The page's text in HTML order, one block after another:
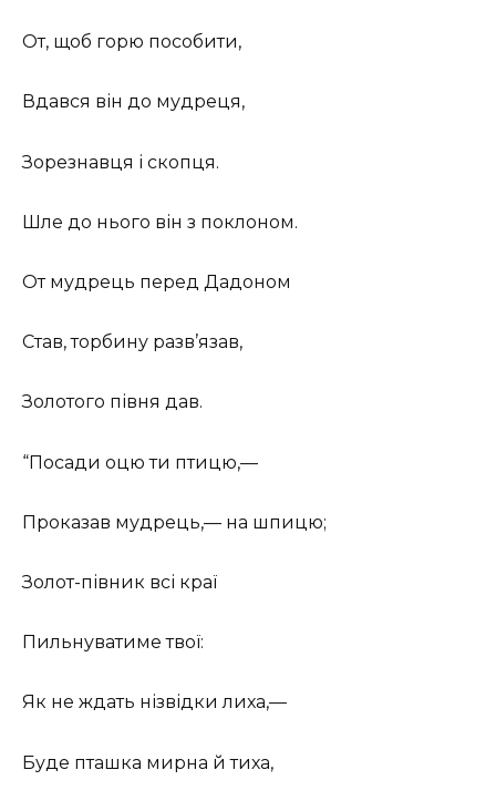
От, щоб горю пособити,
Вдався він до мудреця,
Зорезнавця і скопця.
Шле до нього він з поклоном.
От мудрець перед Дадоном
Став, торбину разв’язав,
Золотого півня дав.
“Посади оцю ти птицю,—
Проказав мудрець,— на шпицю;
Золот-півник всі краї
Пильнуватиме твої:
Як не ждать нізвідки лиха,—
Буде пташка мирна й тиха,